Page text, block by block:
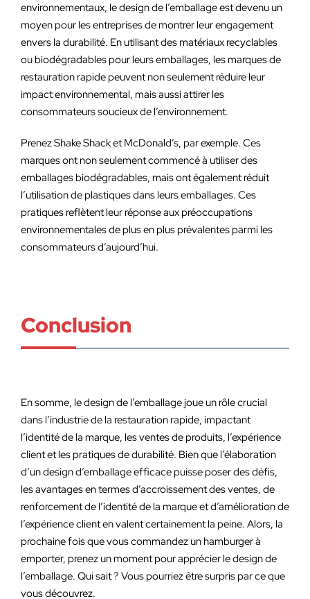
environnementaux, le design de l’emballage est devenu un
moyen pour les entreprises de montrer leur engagement
envers la durabilité. En utilisant des matériaux recyclables
ou biodégradables pour leurs emballages, les marques de
restauration rapide peuvent non seulement réduire leur
impact environnemental, mais aussi attirer les
consommateurs soucieux de l’environnement.
Prenez Shake Shack et McDonald’s, par exemple. Ces
marques ont non seulement commencé à utiliser des
emballages biodégradables, mais ont également réduit
l’utilisation de plastiques dans leurs emballages. Ces
pratiques reflètent leur réponse aux préoccupations
environnementales de plus en plus prévalentes parmi les
consommateurs d’aujourd’hui.
Conclusion
En somme, le design de l’emballage joue un rôle crucial
dans l’industrie de la restauration rapide, impactant
l’identité de la marque, les ventes de produits, l’expérience
client et les pratiques de durabilité. Bien que l’élaboration
d’un design d’emballage efficace puisse poser des défis,
les avantages en termes d’accroissement des ventes, de
renforcement de l’identité de la marque et d’amélioration de
l’expérience client en valent certainement la peine. Alors, la
prochaine fois que vous commandez un hamburger à
emporter, prenez un moment pour apprécier le design de
l’emballage. Qui sait ? Vous pourriez être surpris par ce que
vous découvrez.